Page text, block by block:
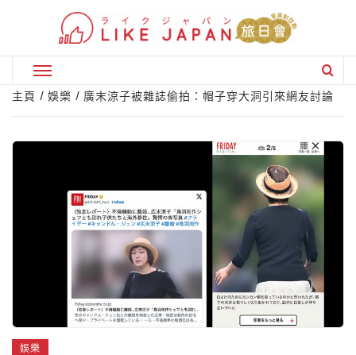
Primary
Menu
主頁 娛樂 廣末涼子被雜誌偷拍：帽子穿大洞引來網友討論
娛樂